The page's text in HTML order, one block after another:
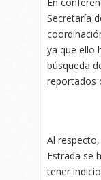
Secretaría
ya que ello
búsqueda
reportados
Al
Estrada se
tener